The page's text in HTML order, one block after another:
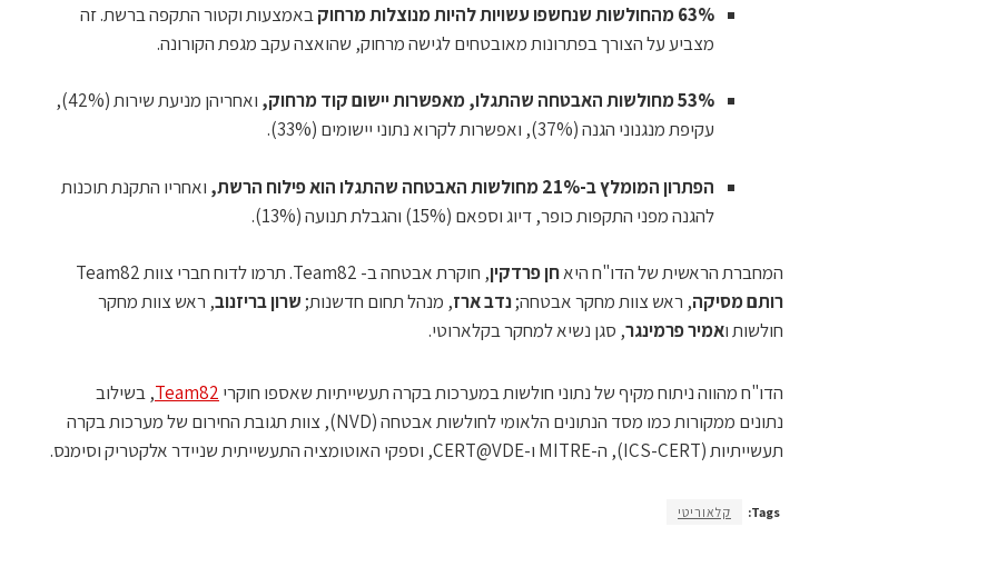
63% מהחולשות שנחשפו עשויות להיות מנוצלות מרחוק
באמצעות וקטור התקפה ברשת. זה
מצביע על הצורך בפתרונות מאובטחים לגישה מרחוק, שהואצה עקב מגפת הקורונה.
53% מחולשות האבטחה שהתגלו, מאפשרות יישום קוד מרחוק,
ואחריהן מניעת שירות (42%),
עקיפת מנגנוני הגנה (37%), ואפשרות לקרוא נתוני יישומים (33%).
הפתרון המומלץ ב-21% מחולשות האבטחה שהתגלו הוא פילוח הרשת,
ואחריו התקנת תוכנות
להגנה מפני התקפות כופר, דיוג וספאם (15%) והגבלת תנועה (13%).
המחברת הראשית של הדו"ח היאחן פרדקין, חוקרת אבטחה ב- Team82. תרמו לדוח חברי צוות Team82
רותם מסיקה, ראש צוות מחקר אבטחה;נדב ארז, מנהל תחום חדשנות;שרון בריזנוב, ראש צוות מחקר
חולשות ואמיר פרמינגר, סגן נשיא למחקר בקלארוטי.
הדו"ח מהווה ניתוח מקיף של נתוני חולשות במערכות בקרה תעשייתיות שאספו חוקרי Team82, בשילוב
נתונים ממקורות כמו מסד הנתונים הלאומי לחולשות אבטחה (NVD), צוות תגובת החירום של מערכות בקרה
תעשייתיות (ICS-CERT), ה-MITRE ו-CERT@VDE, וספקי האוטומציה התעשייתית שניידר אלקטריק וסימנס.
Tags: קלאוריטי